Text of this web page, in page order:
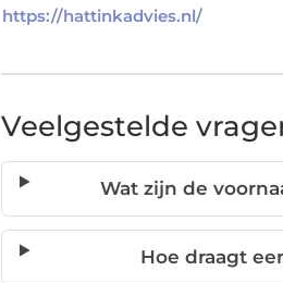
https://hattinkadvies.nl/
Veelgestelde
Wat zijn de
Hoe draagt